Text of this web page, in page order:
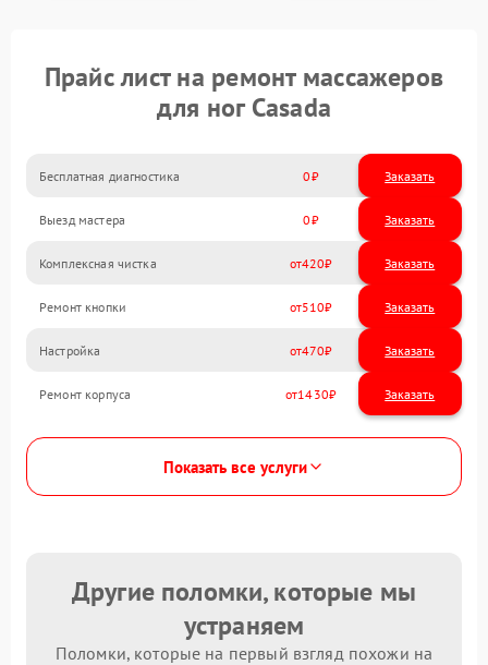
Прайс лист на ремонт массажеров
для ног Casada
Бесплатная диагностика 0 Заказать
Выезд мастера 0 Заказать
Комплексная чистка 420
Ремонт кнопки 510
Настройка 470
Ремонт корпуса 1430
Показать все услуги
Другие поломки, которые мы
устраняем
Поломки, которые на первый взгляд похожи на